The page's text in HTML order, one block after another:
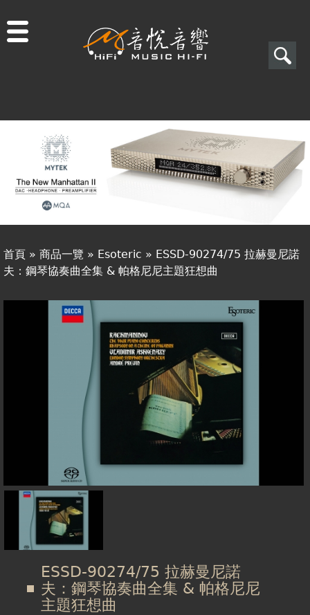
搜
表
單
搜
尋
商品一覽
二手專區
視聽專欄
購物須知
您
首頁 » 商品一覽 » Esoteric » ESSD-90274/75 拉赫曼尼諾
夫：鋼琴協奏曲全集 & 帕格尼尼主題狂想曲
ESSD-90274/75 拉赫曼尼諾
夫：鋼琴協奏曲全集 & 帕格尼尼
主題狂想曲